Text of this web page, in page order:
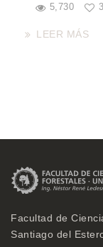
5,730
LEER MÁS
Facultad de
Santiago del